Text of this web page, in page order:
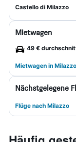
Castello di Milazzo
Mietwagen
49 €
Mietwagen in Milazzo
Nächstgelegene
Flüge nach Milazzo